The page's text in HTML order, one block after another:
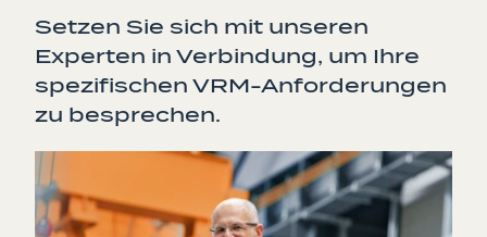
Setzen Sie sich mit unseren
Experten in Verbindung, um Ihre
spezifischen VRM-Anforderungen
zu besprechen.